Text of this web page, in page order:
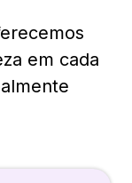
em cada